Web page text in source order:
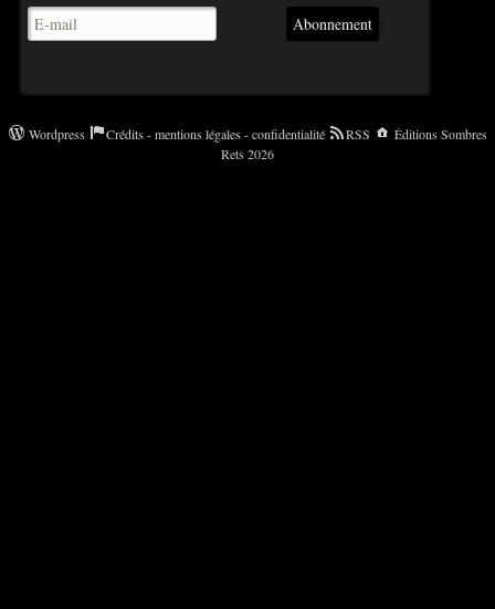
Abonnement
Wordpress Crédits - mentions légales - confidentialité RSS
Éditions Sombres
Rets 2026